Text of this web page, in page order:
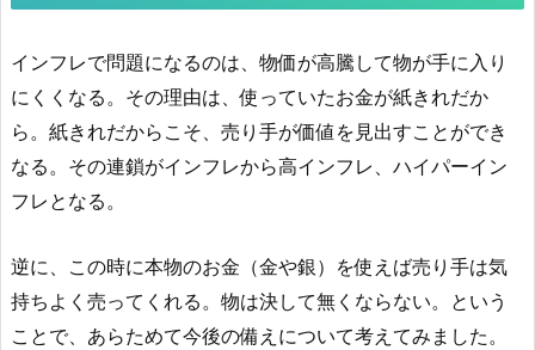
インフレで問題になるのは、物価が高騰して物が手に入り
にくくなる。その理由は、使っていたお金が紙きれだか
ら。紙きれだからこそ、売り手が価値を見出すことができ
なる。その連鎖がインフレから高インフレ、ハイパーイン
フレとなる。
逆に、この時に本物のお金（金や銀）を使えば売り手は気
持ちよく売ってくれる。物は決して無くならない。という
ことで、あらためて今後の備えについて考えてみました。